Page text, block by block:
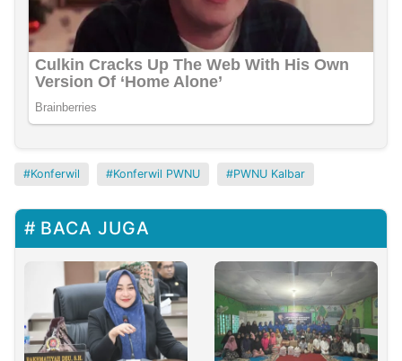
Konferwil Konferwil PWNU PWNU Kalbar
BACA JUGA